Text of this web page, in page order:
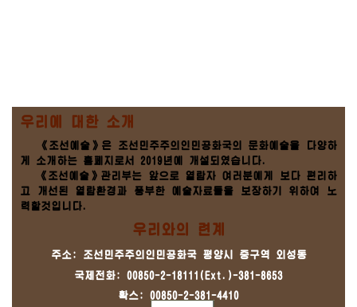
우리에 대한 소개
《조선예술》은 조선민주주의인민공화국의 문화예술을 다양하
게 소개하는 홈페지로서 2019년에 개설되였습니다.
《조선예술》관리부는 앞으로 열람자 여러분에게 보다 편리하
고 개선된 열람환경과 풍부한 예술자료들을 보장하기 위하여 노
력할것입니다.
우리와의 련계
주소: 조선민주주의인민공화국 평양시 중구역 외성동
국제전화: 00850-2-18111(Ext.)-381-8653
확스: 00850-2-381-4410